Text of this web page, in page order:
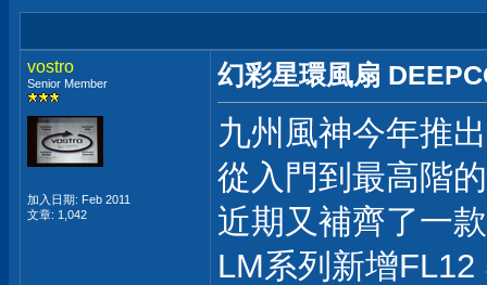
vostro
Senior Member
加入日期: Feb 2011
文章: 1,042
幻彩星環風扇
九州風神今年推
從入門到最高階
近期又補齊了一
LM系列新增